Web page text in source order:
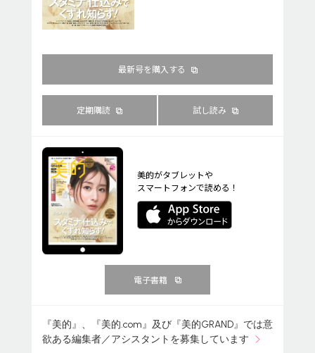
最新号を購入する
定期購読 試し読み
美的がタブレットや
スマートフォンで読める！
電子書籍
『美的』、『美的.com』及び『美的GRAND』では意
欲ある編集者／アシスタントを募集しています